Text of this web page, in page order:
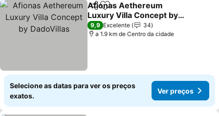
PartilharAdicionar aos favoritos
Afionas Aethereum
Luxury Villa Concept by
DadoVillas
9,9 Excelente
34
a 1.9 km de Centro da cidade
Selecione as datas para ver os preços
exatos.
Ver preços